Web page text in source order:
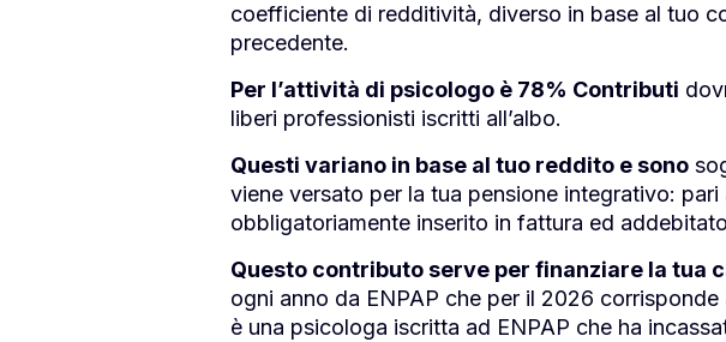
coefficiente di redditività, diverso in base al tuo
precedente.
Per l’attività di psicologo è 78% Contributi
liberi professionisti iscritti all’albo.
Questi variano in base al tuo reddito e sono
viene versato per la tua pensione integrativo:
obbligatoriamente inserito in fattura ed
Questo contributo serve per finanziare la tua
ogni anno da ENPAP che per il 2026
è una psicologa iscritta ad ENPAP che ha